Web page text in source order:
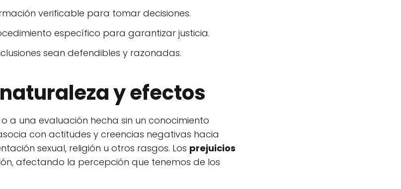
verificable para tomar decisiones.
específico para garantizar justicia.
sean defendibles y razonadas.
y efectos
a una evaluación hecha sin un conocimiento
con actitudes y creencias negativas hacia
sexual, religión u otros rasgos. Los prejuicios
afectando la percepción que tenemos de los